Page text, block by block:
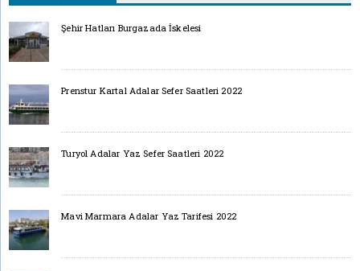
Şehir Hatları Burgazada İskelesi
Prenstur Kartal Adalar Sefer Saatleri 2022
Turyol Adalar Yaz Sefer Saatleri 2022
Mavi Marmara Adalar Yaz Tarifesi 2022